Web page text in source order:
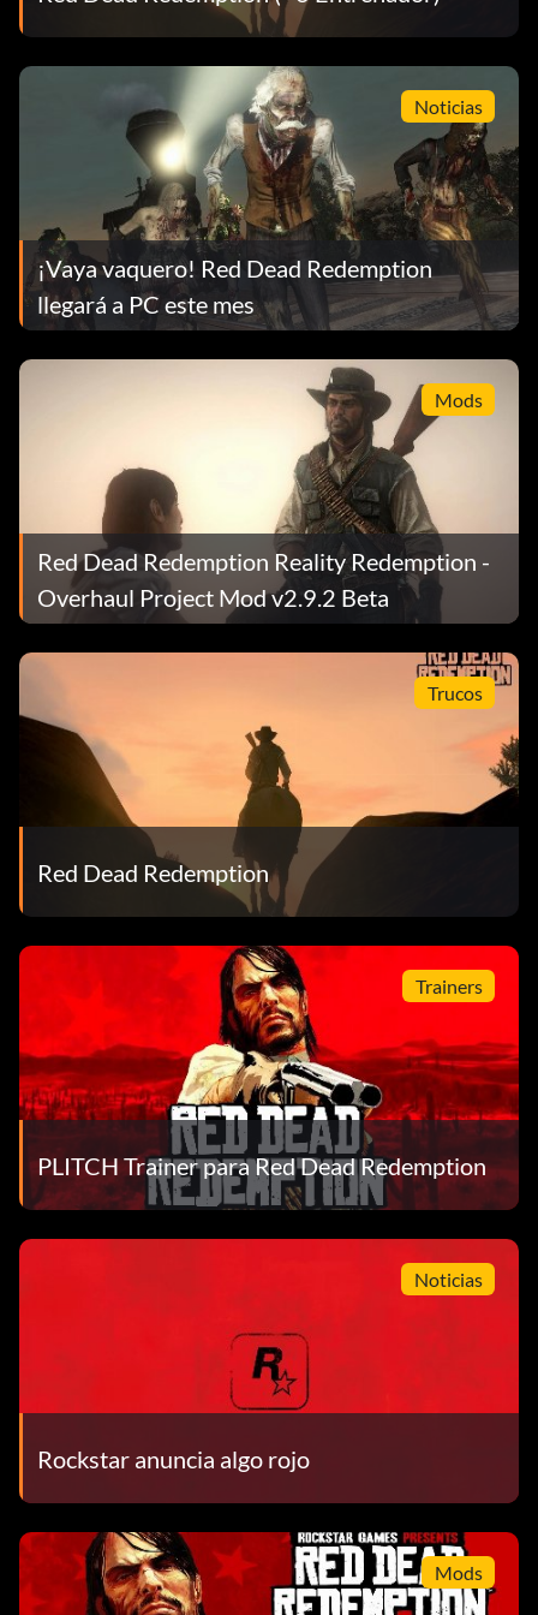
Introduce I AM ONE OF THEM FAMOUS FELLAS como
Introduce IT AINT PRIDE. IT'S HONOR como código de
trucos.
Hombre de uniforme:
Introduce I LOVE A MAN IN UNIFORM como código de
Engendra un coche de caballos:
Introduce AHORA ¿QUIÉN PUSO ESO AHÍ? como código
de trucos.
Rodillo alto
Objetivo: Ganar más de 2000 fichas en una mano de
Poker.
Sin Dados
Objetivo: Completa una partida de Dados del Mentiroso
sin perder ni un solo dado.
¿Y las granadas de mano?
Objetivo: Conseguir un timbre en una partida de
Objetivo: Noquear a alguien en combate cuerpo a cuerpo
Objetivo: Completar una tarea para Stranger.
Noticias
¡Vaya vaquero! Red Dead Redemption
llegará a PC este mes
Mods
Red Dead Redemption Reality Redemption -
Overhaul Project Mod v2.9.2 Beta
Trucos
Red Dead Redemption
Trainers
PLITCH Trainer para Red Dead Redemption
Noticias
Rockstar anuncia algo rojo
Mods